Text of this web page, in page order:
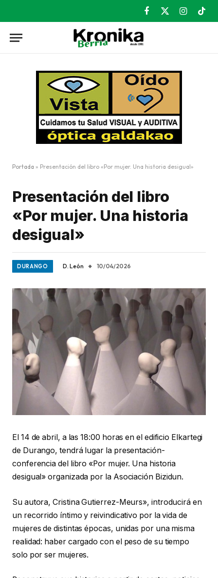
Facebook
X
Instagram
Portada » Presentación del libro «Por mujer. Una historia desigual»
Presentación del libro
«Por mujer. Una historia
desigual»
DURANGO D. León 10/04/2026
El 14 de abril, a las 18:00 horas en el edificio Elkartegi
de Durango, tendrá lugar la presentación-
conferencia del libro «Por mujer. Una historia
desigual» organizada por la Asociación Bizidun.
Su autora, Cristina Gutierrez-Meurs», introducirá en
un recorrido íntimo y reivindicativo por la vida de
mujeres de distintas épocas, unidas por una misma
realidad: haber cargado con el peso de su tiempo
solo por ser mujeres.